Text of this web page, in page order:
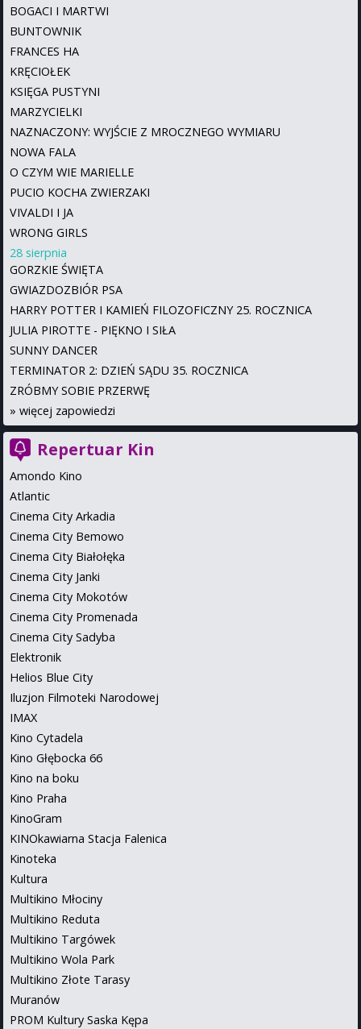
BOGACI I MARTWI
BUNTOWNIK
FRANCES HA
KRĘCIOŁEK
KSIĘGA PUSTYNI
MARZYCIELKI
NAZNACZONY: WYJŚCIE Z MROCZNEGO WYMIARU
NOWA FALA
O CZYM WIE MARIELLE
PUCIO KOCHA ZWIERZAKI
VIVALDI I JA
WRONG GIRLS
28 sierpnia
GORZKIE ŚWIĘTA
GWIAZDOZBIÓR PSA
HARRY POTTER I KAMIEŃ FILOZOFICZNY 25. ROCZNICA
JULIA PIROTTE - PIĘKNO I SIŁA
SUNNY DANCER
TERMINATOR 2: DZIEŃ SĄDU 35. ROCZNICA
ZRÓBMY SOBIE PRZERWĘ
» więcej zapowiedzi
Repertuar Kin
Amondo Kino
Atlantic
Cinema City Arkadia
Cinema City Bemowo
Cinema City Białołęka
Cinema City Janki
Cinema City Mokotów
Cinema City Promenada
Cinema City Sadyba
Elektronik
Helios Blue City
Iluzjon Filmoteki Narodowej
IMAX
Kino Cytadela
Kino Głębocka 66
Kino na boku
Kino Praha
KinoGram
KINOkawiarna Stacja Falenica
Kinoteka
Kultura
Multikino Młociny
Multikino Reduta
Multikino Targówek
Multikino Wola Park
Multikino Złote Tarasy
Muranów
PROM Kultury Saska Kępa